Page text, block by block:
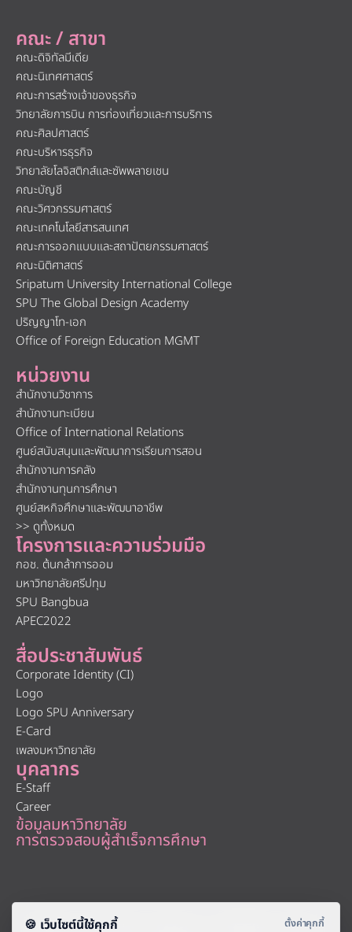
คณะ / สาขา
คณะดิจิทัลมีเดีย
คณะนิเทศศาสตร์
คณะการสร้างเจ้าของธุรกิจ
วิทยาลัยการบิน การท่องเที่ยวและการบริการ
คณะศิลปศาสตร์
คณะบริหารธุรกิจ
วิทยาลัยโลจิสติกส์และซัพพลายเชน
คณะบัญชี
คณะวิศวกรรมศาสตร์
คณะเทคโนโลยีสารสนเทศ
คณะการออกแบบและสถาปัตยกรรมศาสตร์
คณะนิติศาสตร์
Sripatum University International College
SPU The Global Design Academy
ปริญญาโท-เอก
Office of Foreign Education MGMT
หน่วยงาน
สำนักงานวิชาการ
สำนักงานทะเบียน
Office of International Relations
ศูนย์สนับสนุนและพัฒนาการเรียนการสอน
สำนักงานการคลัง
สำนักงานทุนการศึกษา
ศูนย์สหกิจศึกษาและพัฒนาอาชีพ
>> ดูทั้งหมด
โครงการและความร่วมมือ
กอช. ต้นกล้าการออม
มหาวิทยาลัยศรีปทุม
SPU Bangbua
APEC2022
สื่อประชาสัมพันธ์
Corporate Identity (CI)
Logo
Logo SPU Anniversary
E-Card
เพลงมหาวิทยาลัย
บุคลากร
E-Staff
Career
ข้อมูลมหาวิทยาลัย
การตรวจสอบผู้สำเร็จการศึกษา